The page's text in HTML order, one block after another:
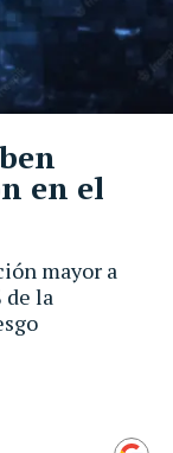
mayor a
de la
en el